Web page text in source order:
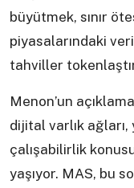
büyütmek, sınır
piyasalarındaki
tahviller
Menon’un
dijital varlık
çalışabilirlik
yaşıyor. MAS, bu